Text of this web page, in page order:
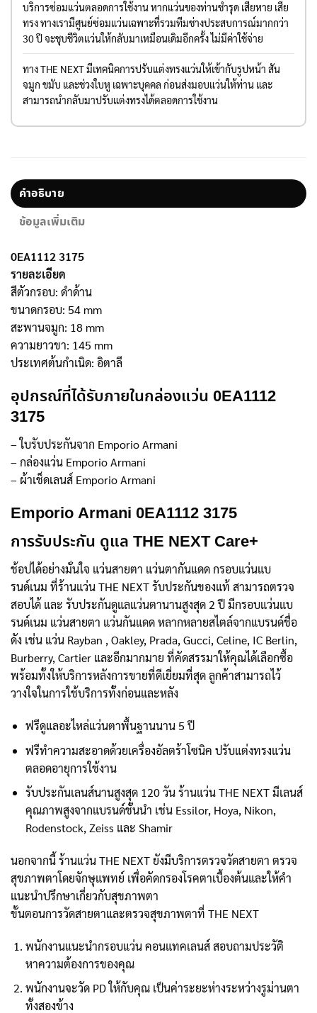
บริการซ่อมแว่นตลอดการใช้งาน หากแว่นของท่านชำรุด เสียหาย เสีย
ทรง ทางเรามีศูนย์ซ่อมแว่นเฉพาะที่รวมทีมช่างประสบการณ์มากกว่า
30 ปี จะชุบชีวิตแว่นให้กลับมาเหมือนเดิมอีกครั้ง ไม่มีค่าใช้จ่าย
ทาง THE NEXT มีเทคนิคการปรับแต่งทรงแว่นให้เข้ากับรูปหน้า สัน
จมูก ขมับ และช่วงใบหู เฉพาะบุคคล ก่อนส่งมอบแว่นให้ท่าน และ
สามารถนำกลับมาปรับแต่งทรงได้ตลอดการใช้งาน
คำอธิบาย
ข้อมูลเพิ่มเติม
0EA1112 3175
รายละเอียด
สีตัวกรอบ: ดำด้าน
ขนาดกรอบ: 54 mm
สะพานจมูก: 18 mm
ความยาวขา: 145 mm
ประเทศต้นกำเนิด: อิตาลี
อุปกรณ์ที่ได้รับภายในกล่องแว่น 0EA1112
3175
– ใบรับประกันจาก Emporio Armani
– กล่องแว่น Emporio Armani
– ผ้าเช็ดเลนส์ Emporio Armani
Emporio Armani 0EA1112 3175
การรับประกัน ดูแล THE NEXT Care+
ช้อปได้อย่างมั่นใจ แว่นสายตา แว่นตากันแดด กรอบแว่นแบ
รนด์เนม ที่ร้านแว่น THE NEXT รับประกันของแท้ สามารถตรวจ
สอบได้ และ รับประกันดูแลแว่นตานานสูงสุด 2 ปี มีกรอบแว่นแบ
รนด์เนม แว่นสายตา แว่นกันแดด หลากหลายสไตล์จากแบรนด์ชื่อ
ดัง เช่น แว่น Rayban , Oakley, Prada, Gucci, Celine, IC Berlin,
Burberry, Cartier และอีกมากมาย ที่คัดสรรมาให้คุณได้เลือกซื้อ
พร้อมทั้งให้บริการหลังการขายที่ดีเยี่ยมที่สุด ลูกค้าสามารถไว้
วางใจในการใช้บริการทั้งก่อนและหลัง
ฟรีดูแลอะไหล่แว่นตาพื้นฐานนาน 5 ปี
ฟรีทำความสะอาดด้วยเครื่องอัลตร้าโซนิค ปรับแต่งทรงแว่น
ตลอดอายุการใช้งาน
รับประกันเลนส์นานสูงสุด 120 วัน ร้านแว่น THE NEXT มีเลนส์
คุณภาพสูงจากแบรนด์ชั้นนำ เช่น Essilor, Hoya, Nikon,
Rodenstock, Zeiss และ Shamir
นอกจากนี้ ร้านแว่น THE NEXT ยังมีบริการตรวจวัดสายตา ตรวจ
สุขภาพตาโดยจักษุแพทย์ เพื่อคัดกรองโรคตาเบื้องต้นและให้คำ
แนะนำปรึกษาเกี่ยวกับสุขภาพตา
ขั้นตอนการวัดสายตาและตรวจสุขภาพตาที่ THE NEXT
พนักงานแนะนำกรอบแว่น คอนแทคเลนส์ สอบถามประวัติ
หาความต้องการของคุณ
พนักงานจะวัด PD ให้กับคุณ เป็นค่าระยะห่างระหว่างรูม่านตา
ทั้งสองข้าง